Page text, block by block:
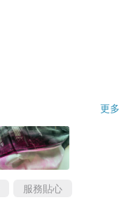
更多
服務貼心